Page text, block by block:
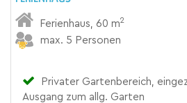
Ferienhaus,60 m2
max. 5 Personen
Privater Gartenbereich,
Ausgang zum allg. Garten